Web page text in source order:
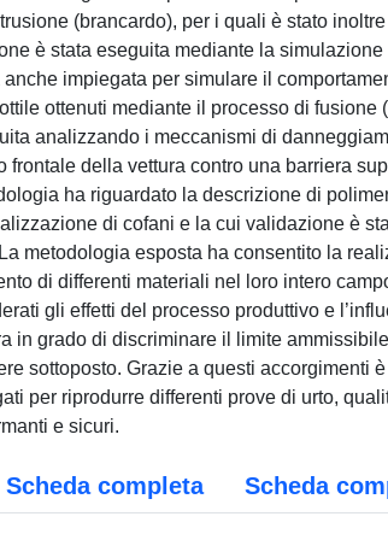
(brancardo), per i quali è stato
è stata eseguita mediante la
impiegata per simulare il
ottenuti mediante il processo di fusione
analizzando i meccanismi di
frontale della vettura contro una barriera
ha riguardato la descrizione di
di cofani e la cui validazione è
metodologia esposta ha consentito la
di differenti materiali nel loro intero
gli effetti del processo produttivo e
in grado di discriminare il limite
sottoposto. Grazie a questi accorgimenti
per riprodurre differenti prove di urto,
e sicuri.
Scheda completa Scheda